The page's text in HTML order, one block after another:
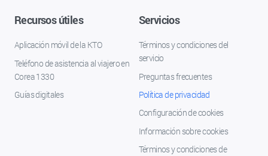
Recursos útiles
Aplicación móvil de la KTO
Teléfono de asistencia al viajero en
Corea 1330
Guías digitales
Servicios
Términos y condiciones del
servicio
Preguntas frecuentes
Política de privacidad
Configuración de cookies
Información sobre cookies
Términos y condiciones de